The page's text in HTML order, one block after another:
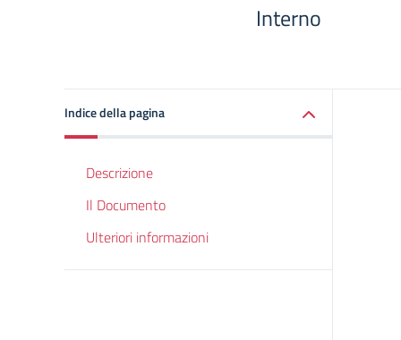
Interno
Indice della pagina
Descrizione
Il Documento
Ulteriori informazioni